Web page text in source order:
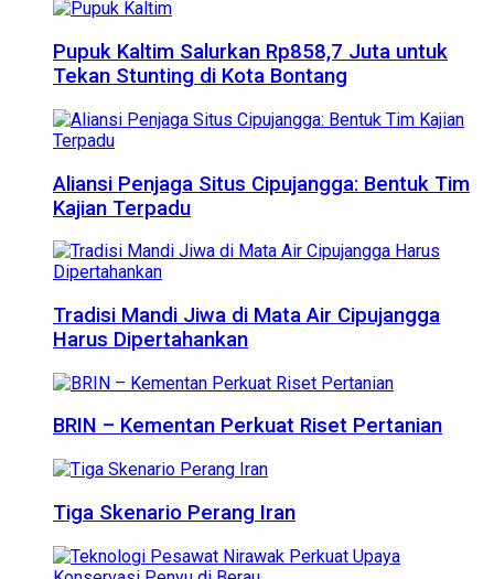
Pupuk Kaltim Salurkan Rp858,7 Juta untuk
Tekan Stunting di Kota Bontang
Aliansi Penjaga Situs Cipujangga: Bentuk Tim
Kajian Terpadu
Tradisi Mandi Jiwa di Mata Air Cipujangga
Harus Dipertahankan
BRIN – Kementan Perkuat Riset Pertanian
Tiga Skenario Perang Iran